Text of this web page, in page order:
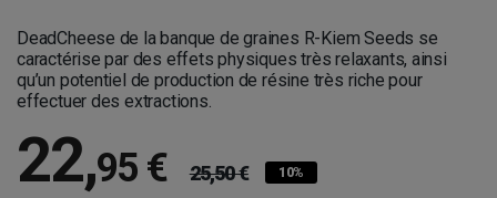
DeadCheese de la banque de graines R-Kiem Seeds se
caractérise par des effets physiques très relaxants, ainsi
qu’un potentiel de production de résine très riche pour
effectuer des extractions.
22,95 € 25,50 € 10%